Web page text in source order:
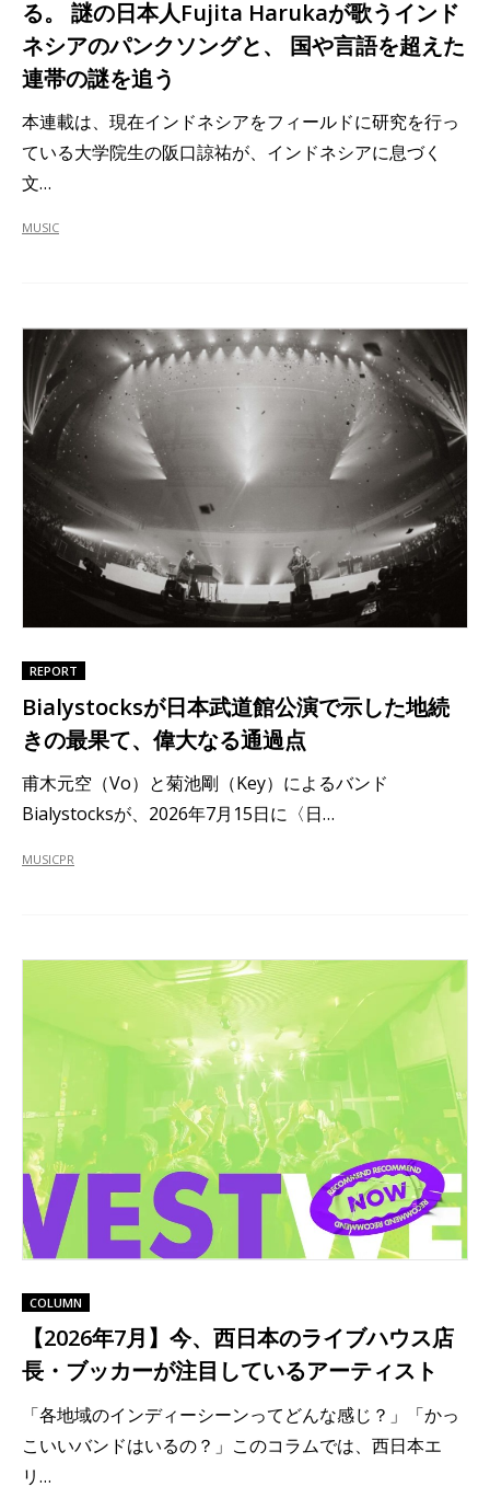
る。 謎の日本人Fujita Harukaが歌うインド
ネシアのパンクソングと、 国や言語を超えた
連帯の謎を追う
本連載は、現在インドネシアをフィールドに研究を行っ
ている大学院生の阪口諒祐が、インドネシアに息づく
文…
MUSIC
REPORT
Bialystocksが日本武道館公演で示した地続
きの最果て、偉大なる通過点
甫木元空（Vo）と菊池剛（Key）によるバンド
Bialystocksが、2026年7月15日に〈日…
MUSICPR
COLUMN
【2026年7月】今、西日本のライブハウス店
長・ブッカーが注目しているアーティスト
「各地域のインディーシーンってどんな感じ？」「かっ
こいいバンドはいるの？」このコラムでは、西日本エ
リ…